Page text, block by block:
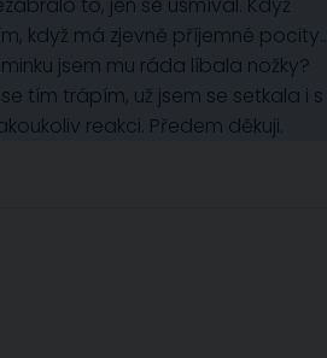
to, jen se usmíval. Když
když má zjevně příjemné pocity..
jsem mu ráda líbala nožky?
tím trápím, už jsem se setkala i s
reakci. Předem děkuji.